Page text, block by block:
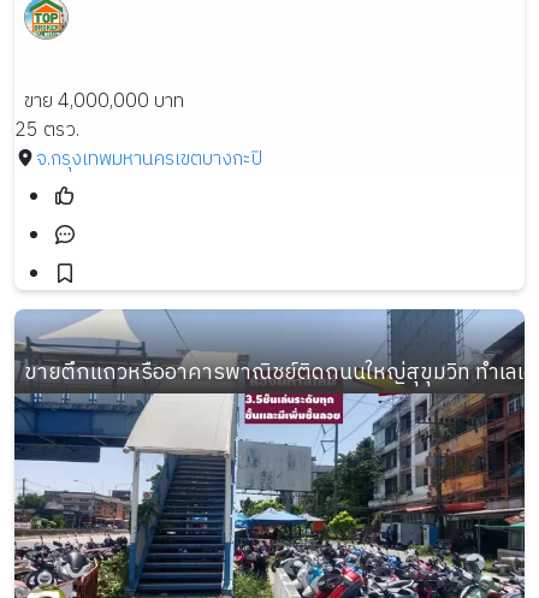
ขาย 4,000,000 บาท
25 ตรว.
จ.กรุงเทพมหานครเขตบางกะปิ
ขายตึกแถวหรืออาคารพาณิชย์ติดถนนใหญ่สุขุมวิท ทำเลเ